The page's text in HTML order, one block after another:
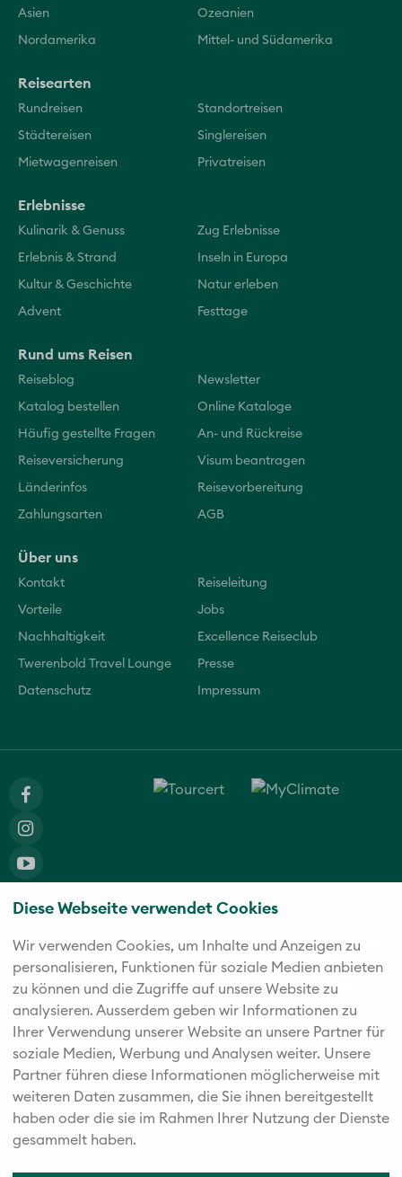
Diese Webseite verwendet Cookies
Wir verwenden Cookies, um Inhalte und Anzeigen zu
personalisieren, Funktionen für soziale Medien anbieten
zu können und die Zugriffe auf unsere Website zu
analysieren. Außerdem geben wir Informationen zu
Ihrer Verwendung unserer Website an unsere Partner für
soziale Medien, Werbung und Analysen weiter. Unsere
Partner führen diese Informationen möglicherweise mit
weiteren Daten zusammen, die Sie ihnen bereitgestellt
haben oder die sie im Rahmen Ihrer Nutzung der Dienste
gesammelt haben.
Asien Ozeanien
Nordamerika Mittel- und Südamerika
Reisearten
Rundreisen Standortreisen
Städtereisen Singlereisen
Mietwagenreisen Privatreisen
Erlebnisse
Kulinarik & Genuss Zug Erlebnisse
Erlebnis & Strand Inseln in Europa
Kultur & Geschichte Natur erleben
Advent Festtage
Rund ums Reisen
Reiseblog Newsletter
Katalog bestellen Online Kataloge
Häufig gestellte Fragen An- und Rückreise
Reiseversicherung Visum beantragen
Länderinfos Reisevorbereitung
Zahlungsarten AGB
Über uns
Kontakt Reiseleitung
Vorteile Jobs
Nachhaltigkeit Excellence Reiseclub
Twerenbold Travel Lounge Presse
Datenschutz Impressum
Die fünf starken Marken der Twerenbold Reisen Gruppe